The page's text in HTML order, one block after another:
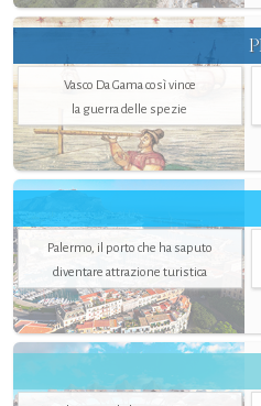
Vasco Da Gama così vince
la guerra delle spezie
Palermo, il porto che ha saputo
diventare attrazione turistica